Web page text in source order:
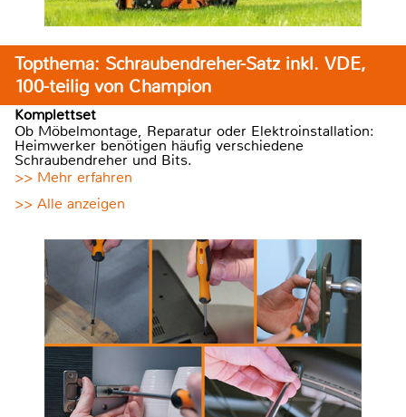
Topthema: Schraubendreher-Satz inkl. VDE,
100-teilig von Champion
Komplettset
Ob Möbelmontage, Reparatur oder Elektroinstallation:
Heimwerker benötigen häufig verschiedene
Schraubendreher und Bits.
>> Mehr erfahren
>> Alle anzeigen